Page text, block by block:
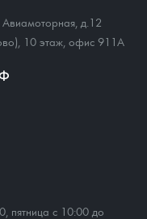
д.12
10 этаж, офис 911А
пятница с 10:00 до